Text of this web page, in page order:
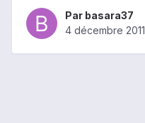
Par basara37
4 décembre 2011